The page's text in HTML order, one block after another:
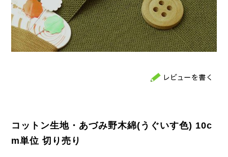
コットン生地・あづみ野木綿(うぐいす色) 10c
m単位 切り売り